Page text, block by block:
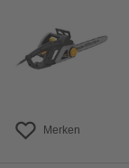
Merken